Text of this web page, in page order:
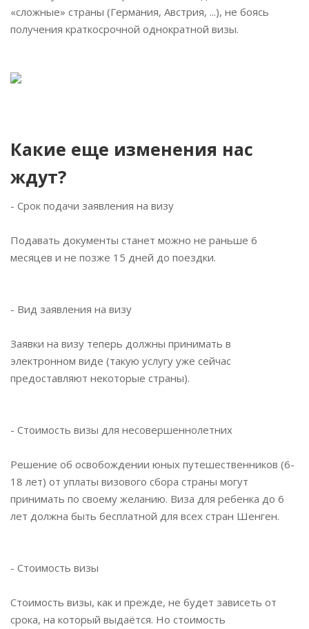
«сложные» страны (Германия, Австрия, ...), не боясь
получения краткосрочной однократной визы.
Какие еще изменения нас
ждут?
- Срок подачи заявления на визу
Подавать документы станет можно не раньше 6
месяцев и не позже 15 дней до поездки. ⠀
- Вид заявления на визу
Заявки на визу теперь должны принимать в
электронном виде (такую услугу уже сейчас
предоставляют некоторые страны). ⠀
- Стоимость визы для несовершеннолетних
Решение об освобождении юных путешественников (6-
18 лет) от уплаты визового сбора страны могут
принимать по своему желанию. Виза для ребенка до 6
лет должна быть бесплатной для всех стран Шенген.
- Стоимость визы
Стоимость визы, как и прежде, не будет зависеть от
срока, на который выдаётся. Но стоимость